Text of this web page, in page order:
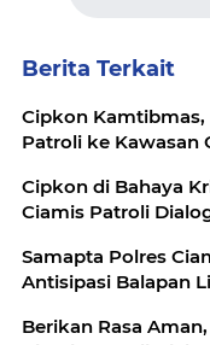
Berita Terkait
Cipkon Kamtibmas,
Patroli ke Kawasan
Cipkon di Bahaya
Ciamis Patroli
Samapta Polres
Antisipasi Balapan
Berikan Rasa